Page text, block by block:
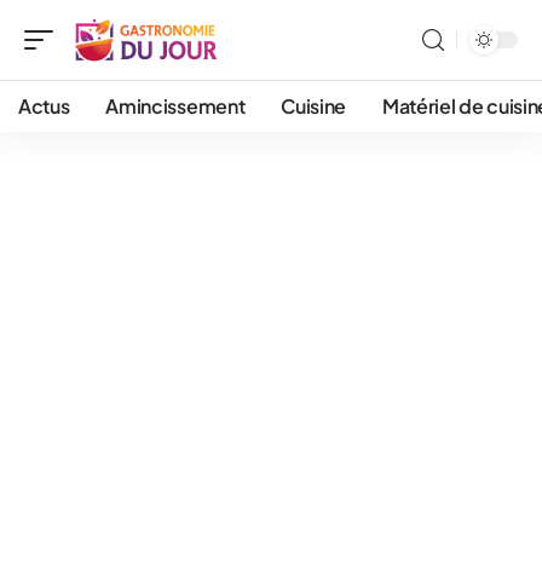
Actus Amincissement Cuisine Matériel de